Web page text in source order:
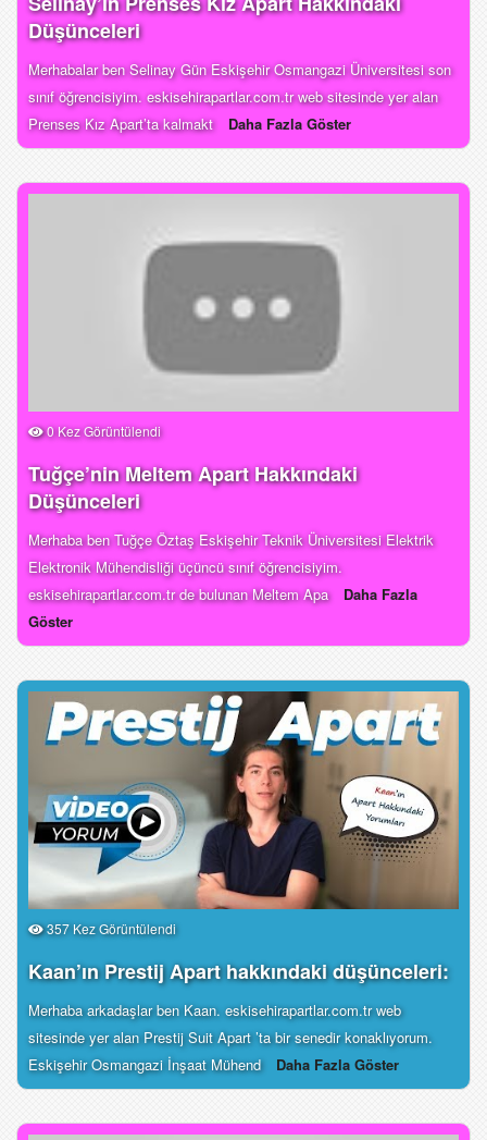
Düşünceleri
Merhabalar ben Selinay Gün Eskişehir Osmangazi Üniversitesi son
sınıf öğrencisiyim. eskisehirapartlar.com.tr web sitesinde yer alan
Prenses Kız Apart’ta kalmakt
Daha Fazla Göster
0 Kez Görüntülendi
Tuğçe’nin Meltem Apart Hakkındaki
Düşünceleri
Merhaba ben Tuğçe Öztaş Eskişehir Teknik Üniversitesi Elektrik
Elektronik Mühendisliği üçüncü sınıf öğrencisiyim.
eskisehirapartlar.com.tr de bulunan Meltem Apa
Daha Fazla
Göster
357 Kez Görüntülendi
Kaan’ın Prestij Apart hakkındaki düşünceleri:
Merhaba arkadaşlar ben Kaan. eskisehirapartlar.com.tr web
sitesinde yer alan Prestij Suit Apart ’ta bir senedir konaklıyorum.
Eskişehir Osmangazi İnşaat Mühend
Daha Fazla Göster